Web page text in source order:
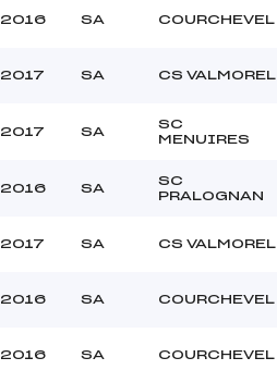
2016 SA COURCHEVEL
2017 SA CS VALMOREL
2017 SA
SC
MENUIRES
2016 SA
SC
PRALOGNAN
2017 SA CS VALMOREL
2016 SA COURCHEVEL
2016 SA COURCHEVEL